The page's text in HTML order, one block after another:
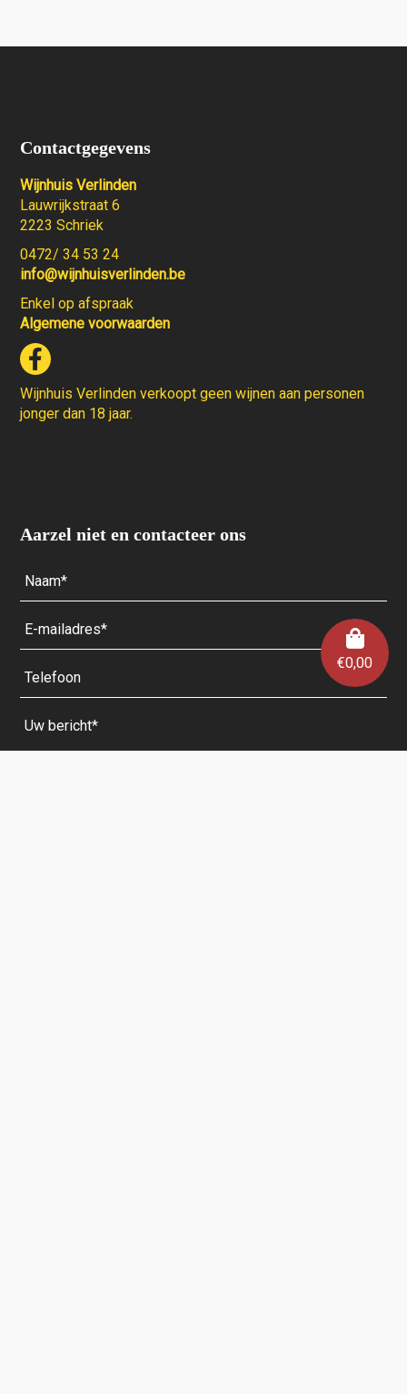
€0,00
Contactgegevens
Wijnhuis Verlinden
Lauwrijkstraat 6
2223 Schriek
0472/ 34 53 24
info@wijnhuisverlinden.be
Enkel op afspraak
Algemene voorwaarden
Wijnhuis Verlinden verkoopt geen wijnen aan personen
jonger dan 18 jaar.
Aarzel niet en contacteer ons